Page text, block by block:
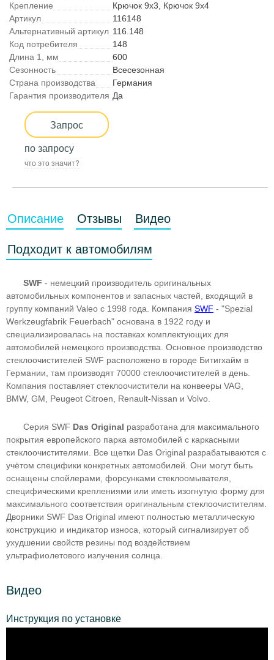
Крепление
Крючок 9x3, Крючок 9x4
Артикул
116148
Альтернативный артикул 116.148
Код потребителя
148
Длина 1, мм
600
Сезонность
Всесезонная
Страна производства
Германия
Гарантия производителя Да
Запрос
по запросу
что это значит?
Описание Отзывы Видео
Подходит к автомобилям
SWF - немецкий производитель оригинальных
автомобильных компонентов и запасных частей, входящий в
группу компаний Valeo с 1998 года. Компания SWF - "Spezial
Werkzeugfabrik Feuerbach" основана в 1922 году и
специализировалась на поставках комплектующих для
автомобилей немецкого производства. Основное производство
стеклоочистителей SWF расположено в городе Битигхайм в
Германии, там производят 70000 стеклоочистителей в день.
Компания поставляет стеклоочистители на конвееры VAG,
BMW, GM, Peugeot Citroen, Renault-Nissan и Volvo.
Серия SWF Das Original разработана для максимального
покрытия европейского парка автомобилей с каркасными
стеклоочистителями. Все щетки Das Original разрабатываются с
учётом специфики конкретных автомобилей. Они могут быть
оснащены спойлерами, форсунками стеклоомывателя,
специфическими креплениями или иметь изогнутую форму для
максимального соответствия оригинальным стеклоочистителям.
Дворники SWF Das Original имеют полностью металлическую
конструкцию и индикатор износа, который сигнализирует об
ухудшении свойств резины под воздействием
ультрафиолетового излучения солнца.
Видео
Инструкция по установке